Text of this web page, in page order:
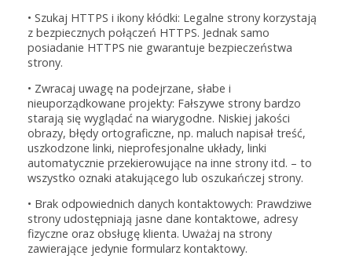
• Szukaj HTTPS i ikony kłódki: Legalne strony korzystają
z bezpiecznych połączeń HTTPS. Jednak samo
posiadanie HTTPS nie gwarantuje bezpieczeństwa
strony.
• Zwracaj uwagę na podejrzane, słabe i
nieuporządkowane projekty: Fałszywe strony bardzo
starają się wyglądać na wiarygodne. Niskiej jakości
obrazy, błędy ortograficzne, np. maluch napisał treść,
uszkodzone linki, nieprofesjonalne układy, linki
automatycznie przekierowujące na inne strony itd. – to
wszystko oznaki atakującego lub oszukańczej strony.
• Brak odpowiednich danych kontaktowych: Prawdziwe
strony udostępniają jasne dane kontaktowe, adresy
fizyczne oraz obsługę klienta. Uważaj na strony
zawierające jedynie formularz kontaktowy.